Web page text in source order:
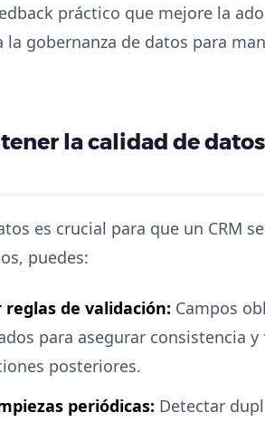
práctico que mejore la
la gobernanza de datos para
la calidad de
es crucial para que un CRM
puedes:
reglas de validación: Campos
para asegurar consistencia
posteriores.
periódicas: Detectar